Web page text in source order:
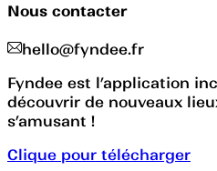
Nous contacter
hello@fyndee.fr
Fyndee est l’application
découvrir de nouveaux
s’amusant !
Clique pour télécharger